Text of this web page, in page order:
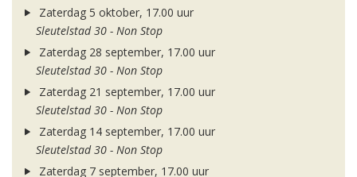
Zaterdag 5 oktober, 17.00 uur
Sleutelstad 30 - Non Stop
Zaterdag 28 september, 17.00 uur
Sleutelstad 30 - Non Stop
Zaterdag 21 september, 17.00 uur
Sleutelstad 30 - Non Stop
Zaterdag 14 september, 17.00 uur
Sleutelstad 30 - Non Stop
Zaterdag 7 september, 17.00 uur